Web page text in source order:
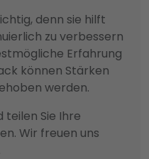
denn sie hilft
zu verbessern
Erfahrung
können Stärken
werden.
teilen Sie Ihre
Wir freuen uns